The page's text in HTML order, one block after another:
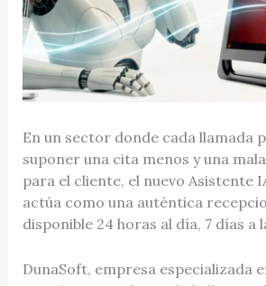
En un sector donde cada llamada
suponer una cita menos y una
para el cliente, el nuevo Asistente
actúa como una auténtica
disponible 24 horas al día, 7 días a
DunaSoft, empresa especializada